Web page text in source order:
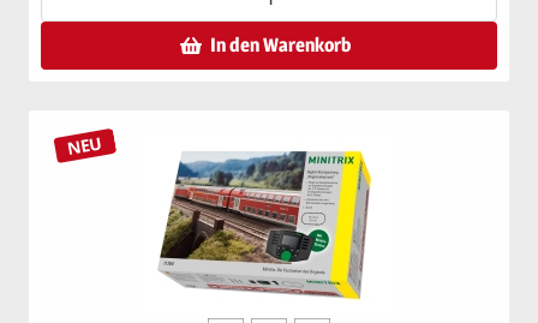
In den Warenkorb
NEU